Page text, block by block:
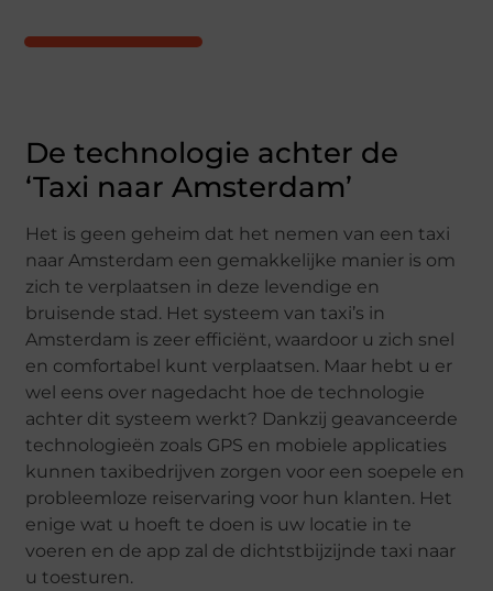
De technologie achter de
‘Taxi naar Amsterdam’
Het is geen geheim dat het nemen van een taxi
naar Amsterdam een gemakkelijke manier is om
zich te verplaatsen in deze levendige en
bruisende stad. Het systeem van taxi’s in
Amsterdam is zeer efficiënt, waardoor u zich snel
en comfortabel kunt verplaatsen. Maar hebt u er
wel eens over nagedacht hoe de technologie
achter dit systeem werkt? Dankzij geavanceerde
technologieën zoals GPS en mobiele applicaties
kunnen taxibedrijven zorgen voor een soepele en
probleemloze reiservaring voor hun klanten. Het
enige wat u hoeft te doen is uw locatie in te
voeren en de app zal de dichtstbijzijnde taxi naar
u toesturen.